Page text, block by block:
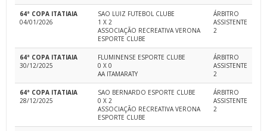
64ª COPA ITATIAIA
04/01/2026
SAO LUIZ FUTEBOL CLUBE
1 X 2
ASSOCIAÇÃO RECREATIVA VERONA
ESPORTE CLUBE
ÁRBITRO
ASSISTENTE
2
64ª COPA ITATIAIA
30/12/2025
FLUMINENSE ESPORTE CLUBE
0 X 0
AA ITAMARATY
ÁRBITRO
ASSISTENTE
2
64ª COPA ITATIAIA
28/12/2025
SAO BERNARDO ESPORTE CLUBE
0 X 2
ASSOCIAÇÃO RECREATIVA VERONA
ESPORTE CLUBE
ÁRBITRO
ASSISTENTE
2